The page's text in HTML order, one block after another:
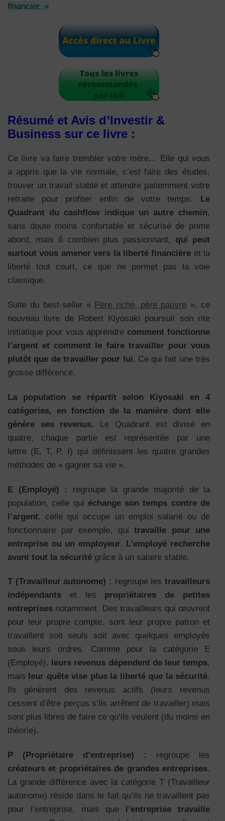
financier. »
Résumé et Avis d’Investir &
Business sur ce livre :
Ce livre va faire trembler votre mère… Elle qui vous
a appris que la vie normale, c’est faire des études,
trouver un travail stable et attendre patiemment votre
retraite pour profiter enfin de votre temps. Le
Quadrant du cashflow indique un autre chemin,
sans doute moins confortable et sécurisé de prime
abord, mais ô combien plus passionnant, qui peut
surtout vous amener vers la liberté financière et la
liberté tout court, ce que ne permet pas la voie
classique.
Suite du best-seller « Père riche, père pauvre », ce
nouveau livre de Robert Kiyosaki poursuit son rite
initiatique pour vous apprendre comment fonctionne
l’argent et comment le faire travailler pour vous
plutôt que de travailler pour lui. Ce qui fait une très
grosse différence.
La population se répartit selon Kiyosaki en 4
catégories, en fonction de la manière dont elle
génère ses revenus. Le Quadrant est divisé en
quatre, chaque partie est représentée par une
lettre (E, T, P, I) qui définissent les quatre grandes
méthodes de « gagner sa vie ».
E (Employé) : regroupe la grande majorité de la
population, celle qui échange son temps contre de
l’argent, celle qui occupe un emploi salarié ou de
fonctionnaire par exemple, qui travaille pour une
entreprise ou un employeur. L’employé recherche
avant tout la sécurité grâce à un salaire stable.
T (Travailleur autonome) : regroupe les travailleurs
indépendants et les propriétaires de petites
entreprises notamment. Des travailleurs qui œuvrent
pour leur propre compte, sont leur propre patron et
travaillent soit seuls soit avec quelques employés
sous leurs ordres. Comme pour la catégorie E
(Employé), leurs revenus dépendent de leur temps,
mais leur quête vise plus la liberté que la sécurité.
Ils génèrent des revenus actifs (leurs revenus
cessent d’être perçus s’ils arrêtent de travailler) mais
sont plus libres de faire ce qu’ils veulent (du moins en
théorie).
P (Propriétaire d’entreprise) : regroupe les
créateurs et propriétaires de grandes entreprises.
La grande différence avec la catégorie T (Travailleur
autonome) réside dans le fait qu’ils ne travaillent pas
pour l’entreprise, mais que l’entreprise travaille